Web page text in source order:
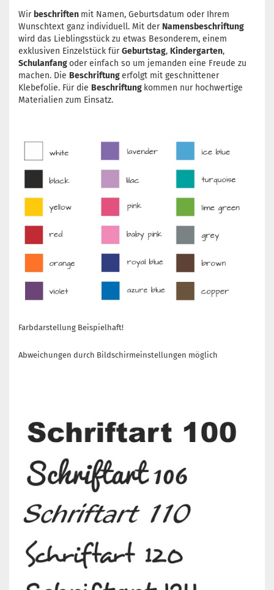
Wir beschriften mit Namen, Geburtsdatum oder Ihrem
Wunschtext ganz individuell. Mit der Namensbeschriftung
wird das Lieblingsstück zu etwas Besonderem, einem
exklusiven Einzelstück fürGeburtstag, Kindergarten,
Schulanfangoder einfach so um jemanden eine Freude zu
machen. Die Beschriftungerfolgt mit geschnittener
Klebefolie. Für die Beschriftung kommen nur hochwertige
Materialien zum Einsatz.
Farbdarstellung Beispielhaft!
Abweichungen durch Bildschirmeinstellungen möglich